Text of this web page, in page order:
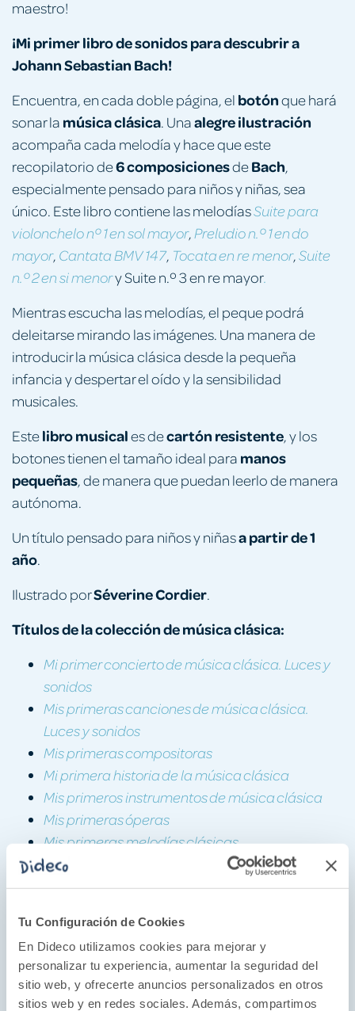
Tu Configuración de Cookies
En Dideco utilizamos cookies para mejorar y
personalizar tu experiencia, aumentar la seguridad del
sitio web, y ofrecerte anuncios personalizados en otros
sitios web y en redes sociales. Además, compartimos
maestro!
¡Mi primer libro de sonidos para descubrir a
Johann Sebastian Bach!
Encuentra, en cada doble página, el botónque hará
sonar la música clásica. Unaalegre ilustración
acompaña cada melodía y hace que este
recopilatorio de6 composicionesdeBach,
especialmente pensado para niños y niñas, sea
único. Este libro contiene las melodíasSuite para
violonchelo nº 1 en sol mayor,Preludio n.º 1 en do
mayor, Cantata BMV 147, Tocata en re menor,Suite
n.º 2 en si menory Suite n.º 3 en re mayor
Mientras escucha las melodías, el peque podrá
deleitarse mirando las imágenes. Una manera de
introducir la música clásica desde la pequeña
infancia y despertar el oído y la sensibilidad
musicales.
Estelibro musicales decartón resistente, y los
botones tienen el tamaño ideal para manos
pequeñas, de manera que puedan leerlo de manera
autónoma.
Un título pensado para niños y niñasa partir de 1
año.
Ilustrado porSéverine Cordier.
Títulos de la colección de música clásica:
Mi primer concierto de música clásica. Luces y
sonidos
Mis primeras canciones de música clásica.
Luces y sonidos
Mis primeras compositoras
Mi primera historia de la música clásica
Mis primeros instrumentos de música clásica
Mis primeras óperas
Mis primeras melodías clásicas
Mi primer Carnaval de los animales
Mis animales de la música clásica
Mis primeras canciones para bailar
Mis primeras nanas
Mis primeras canciones en inglés
Mis melodías clásicas de Navidad